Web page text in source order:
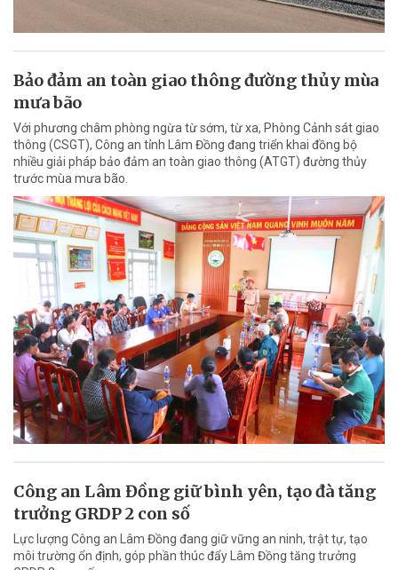
Bảo đảm an toàn giao thông đường thủy mùa
mưa bão
Với phương châm phòng ngừa từ sớm, từ xa, Phòng Cảnh sát giao
thông (CSGT), Công an tỉnh Lâm Đồng đang triển khai đồng bộ
nhiều giải pháp bảo đảm an toàn giao thông (ATGT) đường thủy
trước mùa mưa bão.
Công an Lâm Đồng giữ bình yên, tạo đà tăng
trưởng GRDP 2 con số
Lực lượng Công an Lâm Đồng đang giữ vững an ninh, trật tự, tạo
môi trường ổn định, góp phần thúc đẩy Lâm Đồng tăng trưởng